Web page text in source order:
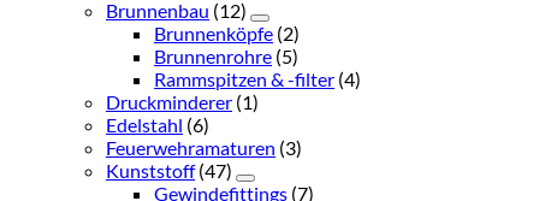
Brunnenbau (12)
Brunnenköpfe (2)
Brunnenrohre (5)
Rammspitzen & -filter (4)
Druckminderer (1)
Edelstahl (6)
Feuerwehramaturen (3)
Kunststoff (47)
Gewindefittings (7)